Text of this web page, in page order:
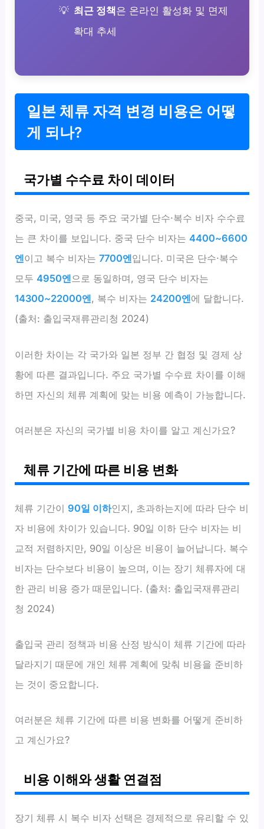
최근 정책은 온라인 활성화 및 면제
확대 추세
일본 체류 자격 변경 비용은 어떻
게 되나?
국가별 수수료 차이 데이터
중국, 미국, 영국 등 주요 국가별 단수·복수 비자 수수료
는 큰 차이를 보입니다. 중국 단수 비자는4400~6600
엔이고 복수 비자는7700엔입니다. 미국은 단수·복수
모두4950엔으로 동일하며, 영국 단수 비자는
14300~22000엔, 복수 비자는 24200엔에 달합니다.
(출처: 출입국재류관리청 2024)
이러한 차이는 각 국가와 일본 정부 간 협정 및 경제 상
황에 따른 결과입니다. 주요 국가별 수수료 차이를 이해
하면 자신의 체류 계획에 맞는 비용 예측이 가능합니다.
여러분은 자신의 국가별 비용 차이를 알고 계신가요?
체류 기간에 따른 비용 변화
체류 기간이90일 이하인지, 초과하는지에 따라 단수 비
자 비용에 차이가 있습니다. 90일 이하 단수 비자는 비
교적 저렴하지만, 90일 이상은 비용이 늘어납니다. 복수
비자는 단수보다 비용이 높으며, 이는 장기 체류자에 대
한 관리 비용 증가 때문입니다. (출처: 출입국재류관리
청 2024)
출입국 관리 정책과 비용 산정 방식이 체류 기간에 따라
달라지기 때문에 개인 체류 계획에 맞춰 비용을 준비하
는 것이 중요합니다.
여러분은 체류 기간에 따른 비용 변화를 어떻게 준비하
고 계신가요?
비용 이해와 생활 연결점
장기 체류 시 복수 비자 선택은 경제적으로 유리할 수 있